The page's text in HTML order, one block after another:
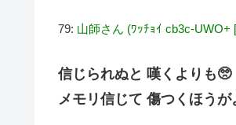
79: 山師さん (ﾜｯﾁｮｲ cb3c-UWO+
信じられぬと 嘆くよりも🥺
メモリ信じて 傷つくほうが